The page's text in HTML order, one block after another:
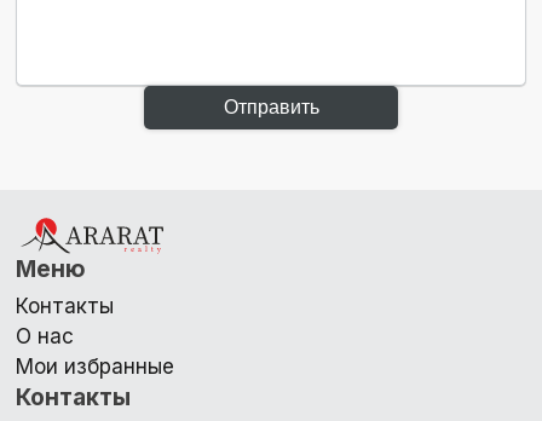
Отправить
Меню
Контакты
О нас
Мои избранные
Контакты